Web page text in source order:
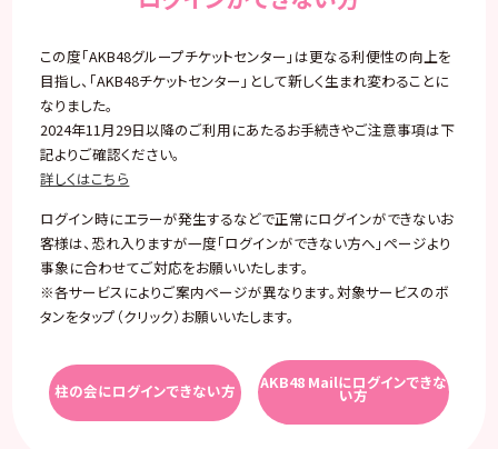
この度「AKB48グループチケットセンター」は更なる利便性の向上を
目指し、「AKB48チケットセンター」として新しく生まれ変わることに
なりました。
2024年11月29日以降のご利用にあたるお手続きやご注意事項は下
記よりご確認ください。
詳しくはこちら
ログイン時にエラーが発生するなどで正常にログインができないお
客様は、恐れ入りますが一度「ログインができない方へ」ページより
事象に合わせてご対応をお願いいたします。
※各サービスによりご案内ページが異なります。対象サービスのボ
タンをタップ（クリック）お願いいたします。
柱の会にログインできない方 AKB48 Mailにログインできな
い方